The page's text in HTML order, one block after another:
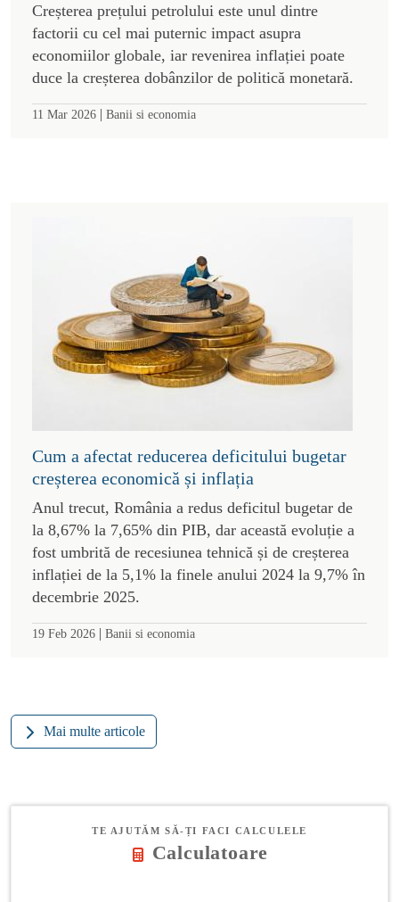
Creșterea prețului petrolului este unul dintre
factorii cu cel mai puternic impact asupra
economiilor globale, iar revenirea inflației poate
duce la creșterea dobânzilor de politică monetară.
11 Mar 2026 | Banii si economia
Cum a afectat reducerea deficitului bugetar
creșterea economică și inflația
Anul trecut, România a redus deficitul bugetar de
la 8,67% la 7,65% din PIB, dar această evoluție a
fost umbrită de recesiunea tehnică și de creșterea
inflației de la 5,1% la finele anului 2024 la 9,7% în
decembrie 2025.
19 Feb 2026 | Banii si economia
Mai multe articole
TE AJUTĂM SĂ-ȚI FACI CALCULELE
Calculatoare